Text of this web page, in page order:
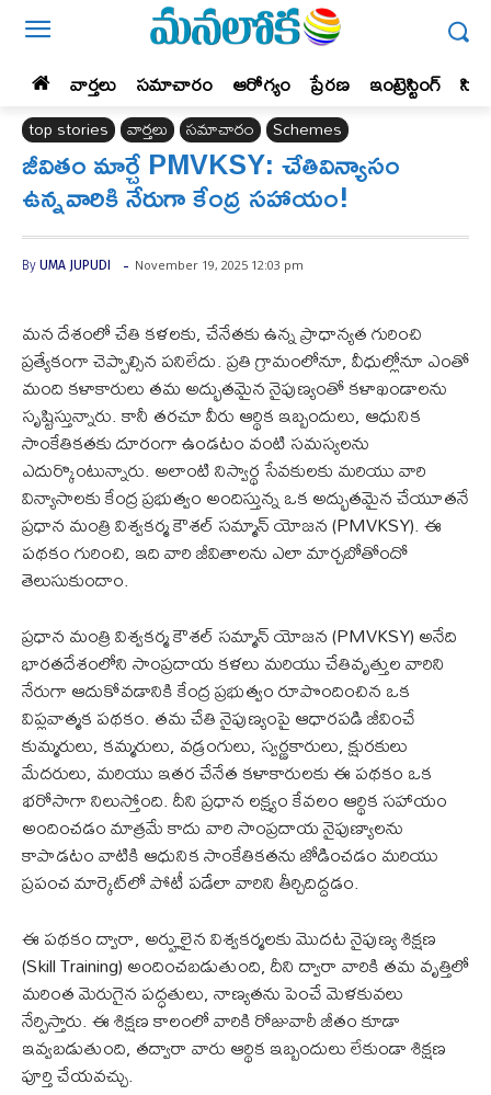
వార్తలు సమాచారం ఆరోగ్యం ప్రేర‌ణ‌ ఇంట్రెస్టింగ్‌
top stories వార్తలు సమాచారం Schemes
జీవితం మార్చే PMVKSY: చేతివిన్యాసం
ఉన్నవారికి నేరుగా కేంద్ర సహాయం!
By UMA JUPUDI - November 19, 2025 12:03 pm
మన దేశంలో చేతి కళలకు, చేనేతకు ఉన్న ప్రాధాన్యత గురించి
ప్రత్యేకంగా చెప్పాల్సిన పనిలేదు. ప్రతి గ్రామంలోనూ, వీధుల్లోనూ ఎంతో
మంది కళాకారులు తమ అద్భుతమైన నైపుణ్యంతో కళాఖండాలను
సృష్టిస్తున్నారు. కానీ తరచూ వీరు ఆర్థిక ఇబ్బందులు, ఆధునిక
సాంకేతికతకు దూరంగా ఉండటం వంటి సమస్యలను
ఎదుర్కొంటున్నారు. అలాంటి నిస్వార్థ సేవకులకు మరియు వారి
విన్యాసాలకు కేంద్ర ప్రభుత్వం అందిస్తున్న ఒక అద్భుతమైన చేయూతనే
ప్రధాన మంత్రి విశ్వకర్మ కౌశల్ సమ్మాన్ యోజన (PMVKSY). ఈ
పథకం గురించి, ఇది వారి జీవితాలను ఎలా మార్చబోతోందో
తెలుసుకుందాం.
ప్రధాన మంత్రి విశ్వకర్మ కౌశల్ సమ్మాన్ యోజన (PMVKSY) అనేది
భారతదేశంలోని సాంప్రదాయ కళలు మరియు చేతివృత్తుల వారిని
నేరుగా ఆదుకోవడానికి కేంద్ర ప్రభుత్వం రూపొందించిన ఒక
విప్లవాత్మక పథకం. తమ చేతి నైపుణ్యంపై ఆధారపడి జీవించే
కుమ్మరులు, కమ్మరులు, వడ్రంగులు, స్వర్ణకారులు, క్షురకులు
మేదరులు, మరియు ఇతర చేనేత కళాకారులకు ఈ పథకం ఒక
భరోసాగా నిలుస్తోంది. దీని ప్రధాన లక్ష్యం కేవలం ఆర్థిక సహాయం
అందించడం మాత్రమే కాదు వారి సాంప్రదాయ నైపుణ్యాలను
కాపాడటం వాటికి ఆధునిక సాంకేతికతను జోడించడం మరియు
ప్రపంచ మార్కెట్‌లో పోటీ పడేలా వారిని తీర్చిదిద్దడం.
ఈ పథకం ద్వారా, అర్హులైన విశ్వకర్మలకు మొదట నైపుణ్య శిక్షణ
(Skill Training) అందించబడుతుంది, దీని ద్వారా వారికి తమ వృత్తిలో
మరింత మెరుగైన పద్ధతులు, నాణ్యతను పెంచే మెళకువలు
నేర్పిస్తారు. ఈ శిక్షణ కాలంలో వారికి రోజువారీ జీతం కూడా
ఇవ్వబడుతుంది, తద్వారా వారు ఆర్థిక ఇబ్బందులు లేకుండా శిక్షణ
పూర్తి చేయవచ్చు.